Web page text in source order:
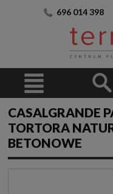
696 014 398
CASALGRANDE
TORTORA
BETONOWE